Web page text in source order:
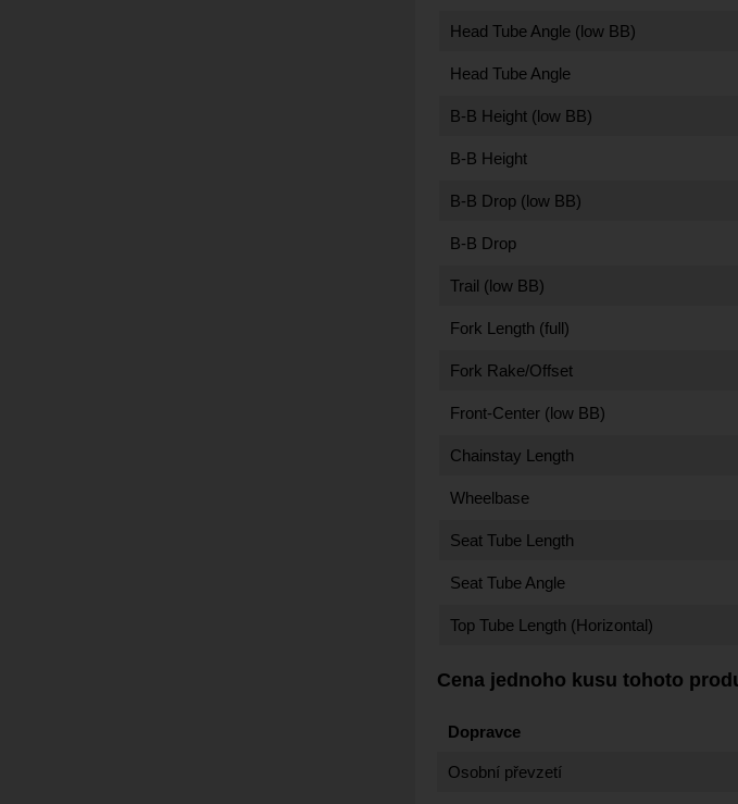
Head Tube Angle (low BB)
Head Tube Angle
B-B Height (low BB)
B-B Height
B-B Drop (low BB)
B-B Drop
Trail (low BB)
Fork Length (full)
Fork Rake/Offset
Front-Center (low BB)
Chainstay Length
Wheelbase
Seat Tube Length
Seat Tube Angle
Top Tube Length (Horizontal)
Cena jednoho kusu tohoto
Dopravce
Osobní převzetí